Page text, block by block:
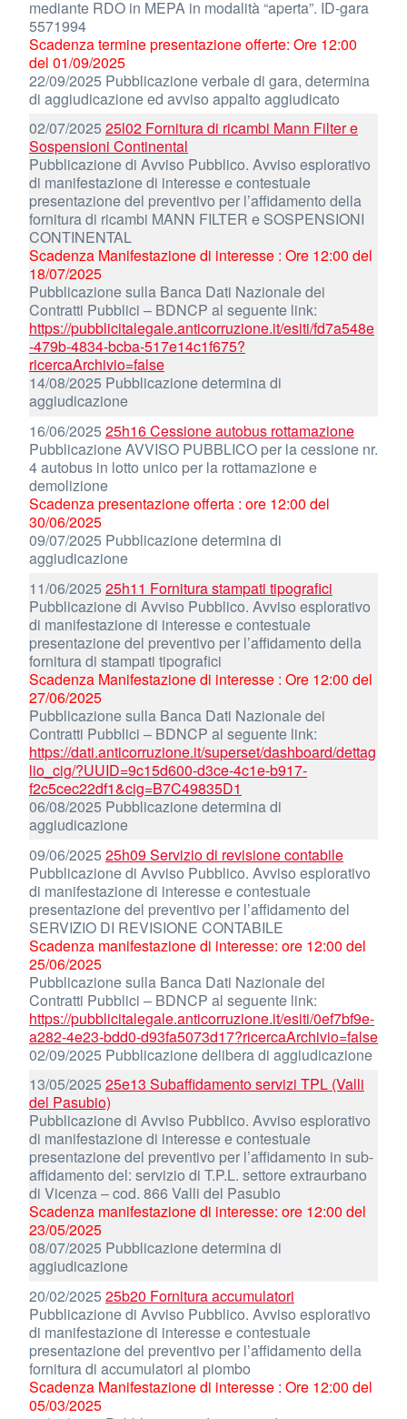
mediante RDO in MEPA in modalità “aperta”. ID-gara
5571994
Scadenza termine presentazione offerte: Ore 12:00
del 01/09/2025
22/09/2025 Pubblicazione verbale di gara, determina
di aggiudicazione ed avviso appalto aggiudicato
02/07/2025 25l02 Fornitura di ricambi Mann Filter e
Sospensioni Continental
Pubblicazione di Avviso Pubblico. Avviso esplorativo
di manifestazione di interesse e contestuale
presentazione del preventivo per l’affidamento della
fornitura di ricambi MANN FILTER e SOSPENSIONI
CONTINENTAL
Scadenza Manifestazione di interesse : Ore 12:00 del
18/07/2025
Pubblicazione sulla Banca Dati Nazionale dei
Contratti Pubblici – BDNCP al seguente link:
https://pubblicitalegale.anticorruzione.it/esiti/fd7a548e
-479b-4834-bcba-517e14c1f675?
ricercaArchivio=false
14/08/2025 Pubblicazione determina di
aggiudicazione
16/06/2025 25h16 Cessione autobus rottamazione
Pubblicazione AVVISO PUBBLICO per la cessione nr.
4 autobus in lotto unico per la rottamazione e
demolizione
Scadenza presentazione offerta : ore 12:00 del
30/06/2025
09/07/2025 Pubblicazione determina di
aggiudicazione
11/06/2025 25h11 Fornitura stampati tipografici
Pubblicazione di Avviso Pubblico. Avviso esplorativo
di manifestazione di interesse e contestuale
presentazione del preventivo per l’affidamento della
fornitura di stampati tipografici
Scadenza Manifestazione di interesse : Ore 12:00 del
27/06/2025
Pubblicazione sulla Banca Dati Nazionale dei
Contratti Pubblici – BDNCP al seguente link:
https://dati.anticorruzione.it/superset/dashboard/dettag
lio_cig/?UUID=9c15d600-d3ce-4c1e-b917-
f2c5cec22df1&cig=B7C49835D1
06/08/2025 Pubblicazione determina di
aggiudicazione
09/06/2025 25h09 Servizio di revisione contabile
Pubblicazione di Avviso Pubblico. Avviso esplorativo
di manifestazione di interesse e contestuale
presentazione del preventivo per l’affidamento del
SERVIZIO DI REVISIONE CONTABILE
Scadenza manifestazione di interesse: ore 12:00 del
25/06/2025
Pubblicazione sulla Banca Dati Nazionale dei
Contratti Pubblici – BDNCP al seguente link:
https://pubblicitalegale.anticorruzione.it/esiti/0ef7bf9e-
a282-4e23-bdd0-d93fa5073d17?ricercaArchivio=false
02/09/2025 Pubblicazione delibera di aggiudicazione
13/05/2025 25e13 Subaffidamento servizi TPL (Valli
del Pasubio)
Pubblicazione di Avviso Pubblico. Avviso esplorativo
di manifestazione di interesse e contestuale
presentazione del preventivo per l’affidamento in sub-
affidamento del: servizio di T.P.L. settore extraurbano
di Vicenza – cod. 866 Valli del Pasubio
Scadenza manifestazione di interesse: ore 12:00 del
23/05/2025
08/07/2025 Pubblicazione determina di
aggiudicazione
20/02/2025 25b20 Fornitura accumulatori
Pubblicazione di Avviso Pubblico. Avviso esplorativo
di manifestazione di interesse e contestuale
presentazione del preventivo per l’affidamento della
fornitura di accumulatori al piombo
Scadenza Manifestazione di interesse : Ore 12:00 del
05/03/2025